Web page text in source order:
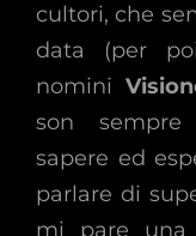
cultori, che
data (per
nomini
son
sapere ed
parlare di
mi pare una